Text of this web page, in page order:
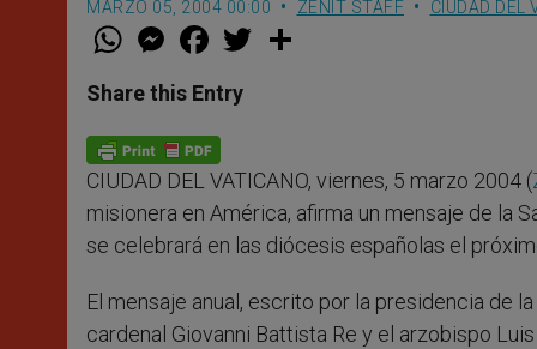
MARZO 05, 2004 00:00 ZENIT STAFF CIUDAD DEL
W
t
s
p
p
M
e
s
e
g
e
r
F
a
e
b
o
k
w
Share this Entry
CIUDAD DEL VATICANO, viernes, 5 marzo 2004 (
misionera en América, afirma un mensaje de la
se celebrará en las diócesis españolas el
El mensaje anual, escrito por la presidencia de
cardenal Giovanni Battista Re y el arzobispo